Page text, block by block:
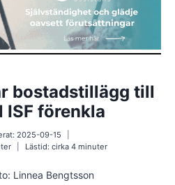
bostadstillägg till
förenkla
2025-09-15
Lästid: cirka4minuter